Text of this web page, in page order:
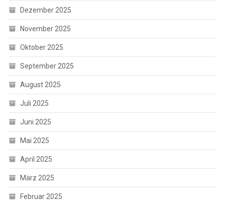
Dezember 2025
November 2025
Oktober 2025
September 2025
August 2025
Juli 2025
Juni 2025
Mai 2025
April 2025
März 2025
Februar 2025